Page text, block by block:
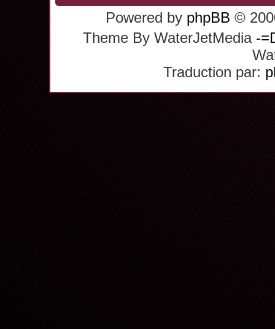
Powered by phpBB ©
Theme By WaterJetMedia -
Traduction par: